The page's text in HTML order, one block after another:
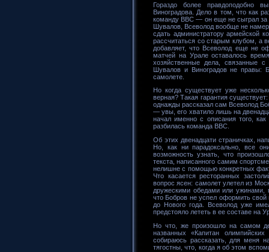
Гораздо более правдоподобно
Виноградова. Дело в том, что как
команду ВВС — он еще не сыграл за
Шувалов, Всеволод вообще не
сдать администратору армейской
рассчитаться со старым клубом, а
добавляет, что Всеволод еще не
матчей на Урале оставалось
хозяйственные дела,
Шувалов и Виноградов не правы:
самолете.
Но когда существует уже
верная? Такая гарантия
однажды рассказал сам Всеволод
— увы, его хватило лишь на
начал именно с описания того,
разбилась команда ВВС.
Об этих двенадцати страничках,
Но, как ни парадоксально, все
возможность узнать, что
текста, написанного самим
нелишне с помощью конкретных
Что касается ресторанных
вопрос ясен: самолет улетел из
дружескими обедами или ужинами,
что Бобров не успел оформить
до Нового года. Всеволод уже
предстояло лететь в ее составе на
Но что, же произошло на самом
названных «Капитан
собираюсь рассказать, для меня
тягостны, что, когда я об этом